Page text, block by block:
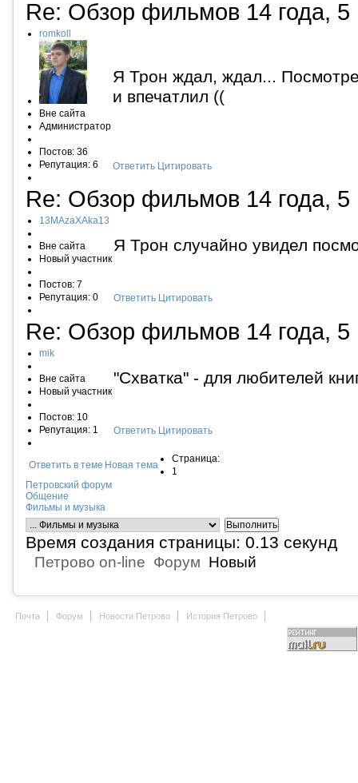
Re: Обзор фильмов 14 года,
romkoll
Вне сайта
Администратор
Постов: 36
Репутация: 6
Я Трон ждал, ждал...
и впечатлил ((
Ответить Цитировать
Re: Обзор фильмов 14 года,
13MAzaXAka13
Вне сайта
Новый участник
Постов: 7
Репутация: 0
Я Трон случайно увидел
Ответить Цитировать
Re: Обзор фильмов 14 года,
mik
Вне сайта
Новый участник
Постов: 10
Репутация: 1
"Схватка" - для любителей
Ответить Цитировать
Ответить в теме Новая тема
Страница:
1
Петровский форум
Общение
Фильмы и музыка
Время создания страницы: 0.13 секунд
Петрово on-line Форум Новый
Почта Форум Новости Петрово История Петрово